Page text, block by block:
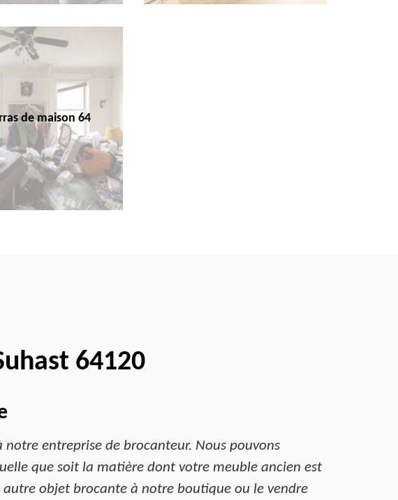
de maison 64
64120
notre entreprise de brocanteur. Nous pouvons
que soit la matière dont votre meuble ancien est
autre objet brocante à notre boutique ou le vendre